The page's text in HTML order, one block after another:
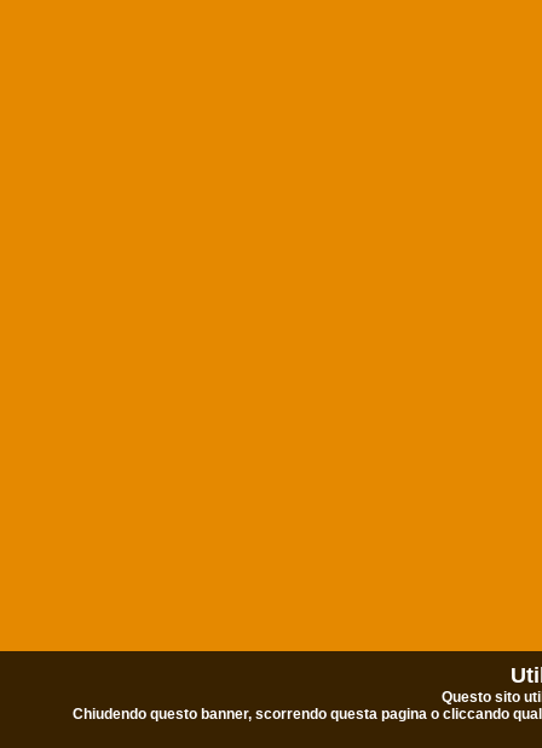
Questo sito
Chiudendo questo banner, scorrendo questa pagina o cliccando